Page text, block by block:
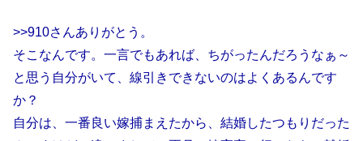
>>910さんありがとう。
そこなんです。一言でもあれば、ちがったんだろうなぁ～
と思う自分がいて、線引きできないのはよくあるんです
か？
自分は、一番良い嫁捕まえたから、結婚したつもりだった